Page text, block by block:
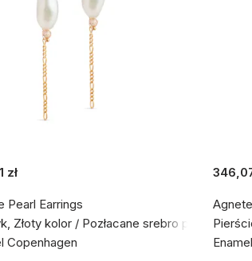
zł
Pearl Earrings
Złoty kolor / Pozłacane srebro próby 925
Copenhagen